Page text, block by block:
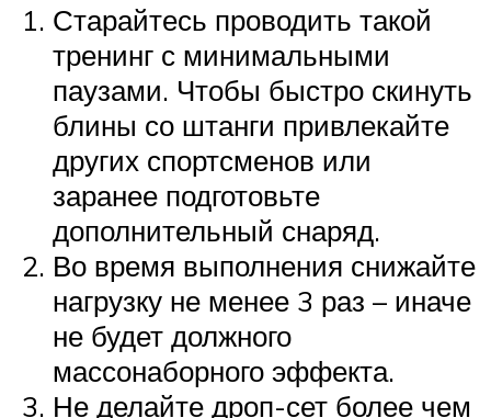
Старайтесь проводить такой
тренинг с минимальными
паузами. Чтобы быстро скинуть
блины со штанги привлекайте
других спортсменов или
заранее подготовьте
дополнительный снаряд.
Во время выполнения снижайте
нагрузку не менее 3 раз – иначе
не будет должного
массонаборного эффекта.
Не делайте дроп-сет более чем